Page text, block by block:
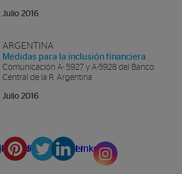
Julio 2016
ARGENTINA
Medidas para la inclusión financiera
Comunicación A- 5927 y A-5928 del Banco
Central de la R. Argentina
Julio 2016
FacebookPinterestTwitterLinkedin